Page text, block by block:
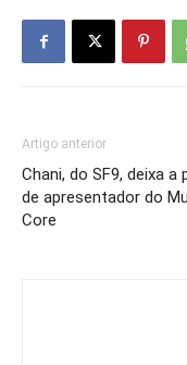
Artigo anterior
Chani, do SF9, deixa a
de apresentador do
Core